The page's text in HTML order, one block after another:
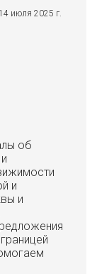
июля 2025 г.
об
и
и